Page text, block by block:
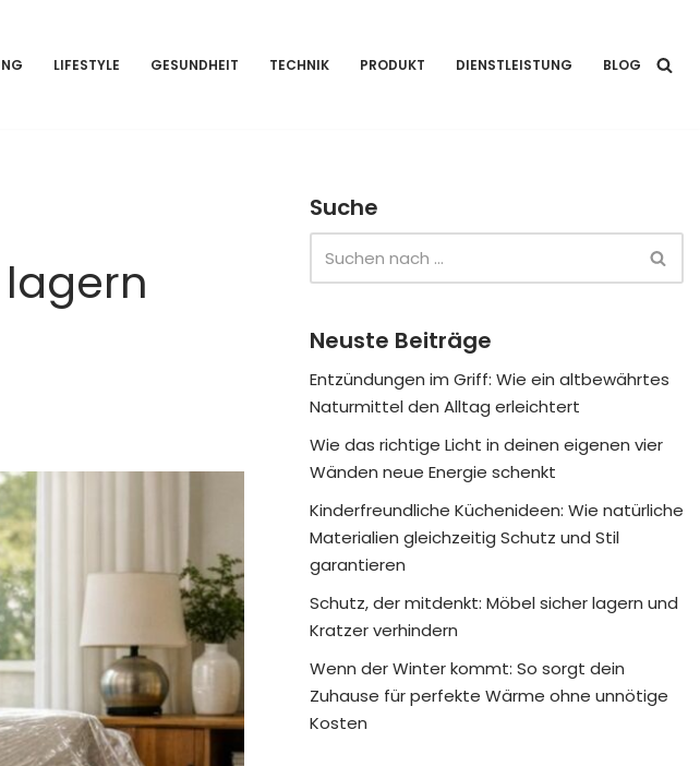
LIFESTYLE GESUNDHEIT TECHNIK PRODUKT DIENSTLEISTUNG BLOG
Suche
Neuste Beiträge
Entzündungen im Griff: Wie ein altbewährtes
Naturmittel den Alltag erleichtert
Wie das richtige Licht in deinen eigenen vier
Wänden neue Energie schenkt
Kinderfreundliche Küchenideen: Wie natürliche
Materialien gleichzeitig Schutz und Stil
garantieren
Schutz, der mitdenkt: Möbel sicher lagern und
Kratzer verhindern
Wenn der Winter kommt: So sorgt dein
Zuhause für perfekte Wärme ohne unnötige
Kosten